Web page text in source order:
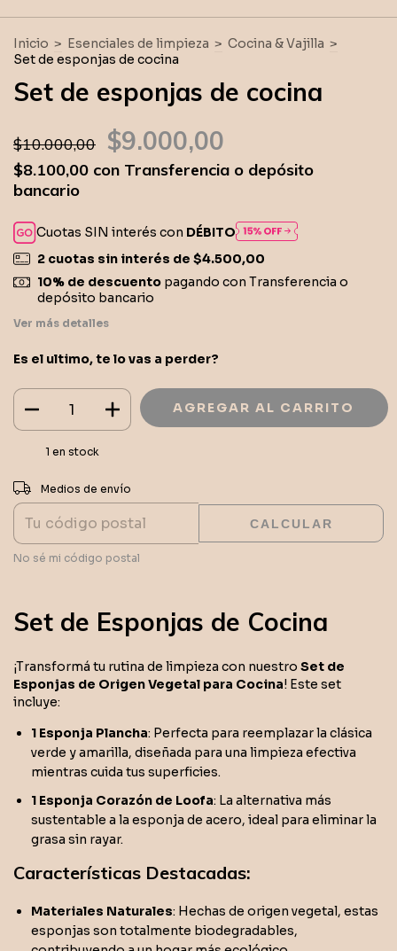
Inicio > Esenciales de limpieza > Cocina & Vajilla >
Set de esponjas de cocina
Set de esponjas de cocina
$10.000,00 $9.000,00
$8.100,00 con Transferencia o depósito
bancario
Cuotas SIN interés con DÉBITO
2 cuotas sin interés de $4.500,00
10% de descuentopagando con Transferencia o
depósito bancario
Ver más detalles
Es el ultimo, te lo vas a perder?
1 en stock
Entregas para el CP:
Medios de envío
CALCULAR
No sé mi código postal
Set de Esponjas de Cocina
¡Transformá tu rutina de limpieza con nuestro Set de
Esponjas de Origen Vegetal para Cocina! Este set
incluye:
1 Esponja Plancha: Perfecta para reemplazar la clásica
verde y amarilla, diseñada para una limpieza efectiva
mientras cuida tus superficies.
1 Esponja Corazón de Loofa: La alternativa más
sustentable a la esponja de acero, ideal para eliminar la
grasa sin rayar.
Características Destacadas:
Materiales Naturales: Hechas de origen vegetal, estas
esponjas son totalmente biodegradables,